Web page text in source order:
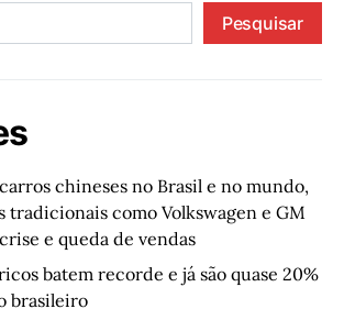
Pesquisar
chineses no Brasil e no mundo,
tradicionais como Volkswagen e GM
e queda de vendas
batem recorde e já são quase 20%
brasileiro